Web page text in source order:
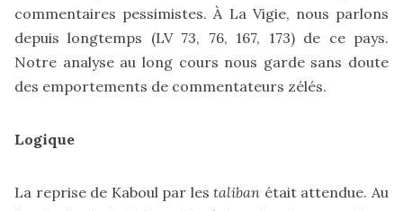
commentaires pessimistes. À La Vigie, nous parlons
depuis longtemps (LV 73, 76, 167, 173) de ce pays.
Notre analyse au long cours nous garde sans doute
des emportements de commentateurs zélés.
Logique
La reprise de Kaboul par lestaliban était attendue. Au